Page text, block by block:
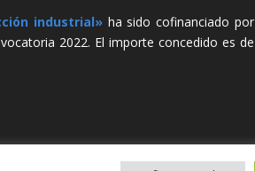
industrial»ha sido cofinanciado por
2022. El importe concedido es de